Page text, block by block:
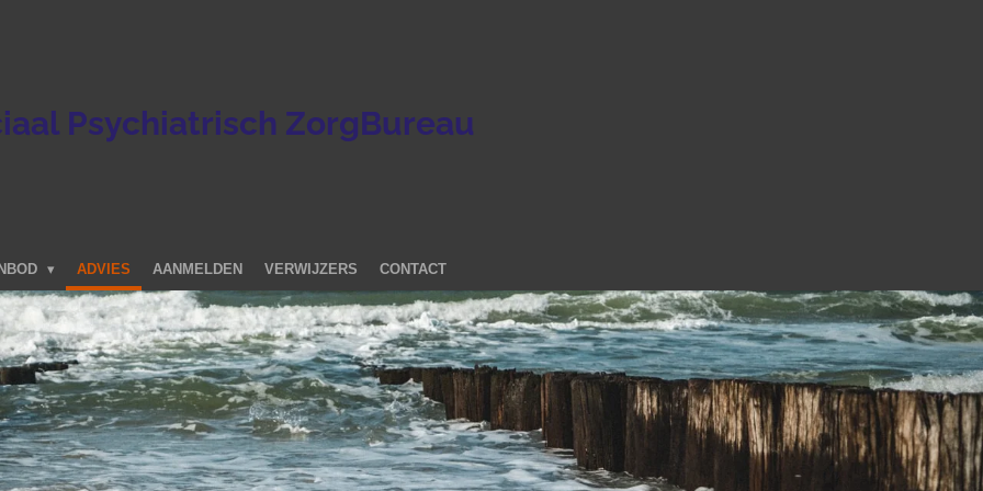
Psychiatrisch ZorgBureau
ADVIES AANMELDEN VERWIJZERS CONTACT